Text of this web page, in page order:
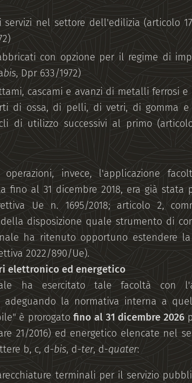
servizi nel settore dell'edilizia (articolo
con opzione per il regime di
bis, Dpr 633/1972)
cascami e avanzi di metalli ferrosi
di ossa, di pelli, di vetri, di gomma e
di utilizzo successivi al primo
invece, l'applicazione
fino al 31 dicembre 2018, era già stata
Ue n. 1695/2018; articolo 2,
disposizione quale strumento di
ha ritenuto opportuno estendere
2022/890/Ue).
elettronico ed energetico
ha esercitato tale facoltà con
adeguando la normativa interna a
è prorogatofino al 31 dicembre 2026
21/2016) ed energetico elencate nel
b, c, d-bis, d-ter, d-quater:
terminali per il servizio